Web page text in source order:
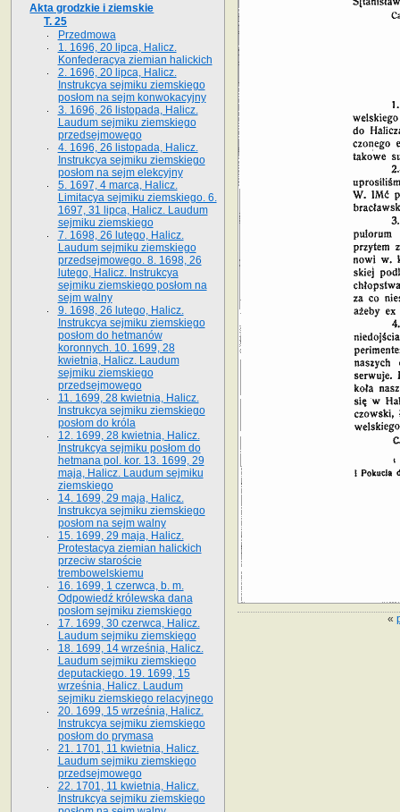
«
Akta grodzkie i ziemskie
T. 25
Przedmowa
1. 1696, 20 lipca, Halicz.
Konfederacya ziemian halickich
2. 1696, 20 lipca, Halicz.
Instrukcya sejmiku ziemskiego
posłom na sejm konwokacyjny
3. 1696, 26 listopada, Halicz.
Laudum sejmiku ziemskiego
przedsejmowego
4. 1696, 26 listopada, Halicz.
Instrukcya sejmiku ziemskiego
posłom na sejm elekcyjny
5. 1697, 4 marca, Halicz.
Limitacya sejmiku ziemskiego. 6.
1697, 31 lipca, Halicz. Laudum
sejmiku ziemskiego
7. 1698, 26 lutego, Halicz.
Laudum sejmiku ziemskiego
przedsejmowego. 8. 1698, 26
lutego, Halicz. Instrukcya
sejmiku ziemskiego posłom na
sejm walny
9. 1698, 26 lutego, Halicz.
Instrukcya sejmiku ziemskiego
posłom do hetmanów
koronnych. 10. 1699, 28
kwietnia, Halicz. Laudum
sejmiku ziemskiego
przedsejmowego
11. 1699, 28 kwietnia, Halicz.
Instrukcya sejmiku ziemskiego
posłom do króla
12. 1699, 28 kwietnia, Halicz.
Instrukcya sejmiku posłom do
hetmana pol. kor. 13. 1699, 29
maja, Halicz. Laudum sejmiku
ziemskiego
14. 1699, 29 maja, Halicz.
Instrukcya sejmiku ziemskiego
posłom na sejm walny
15. 1699, 29 maja, Halicz.
Protestacya ziemian halickich
przeciw staroście
trembowelskiemu
16. 1699, 1 czerwca, b. m.
Odpowiedź królewska dana
posłom sejmiku ziemskiego
17. 1699, 30 czerwca, Halicz.
Laudum sejmiku ziemskiego
18. 1699, 14 września, Halicz.
Laudum sejmiku ziemskiego
deputackiego. 19. 1699, 15
września, Halicz. Laudum
sejmiku ziemskiego relacyjnego
20. 1699, 15 września, Halicz.
Instrukcya sejmiku ziemskiego
posłom do prymasa
21. 1701, 11 kwietnia, Halicz.
Laudum sejmiku ziemskiego
przedsejmowego
22. 1701, 11 kwietnia, Halicz.
Instrukcya sejmiku ziemskiego